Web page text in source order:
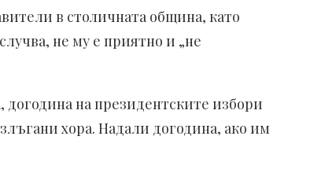
в столичната община, като
не му е приятно и „не
догодина на президентските избори
хора. Надали догодина, ако им